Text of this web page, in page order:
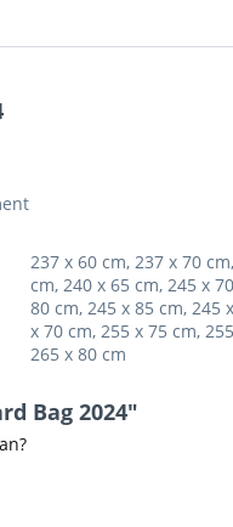
237 x 60 cm, 237 x 70
cm, 240 x 65 cm, 245 x
80 cm, 245 x 85 cm, 245
x 70 cm, 255 x 75 cm,
265 x 80 cm
Bag 2024"